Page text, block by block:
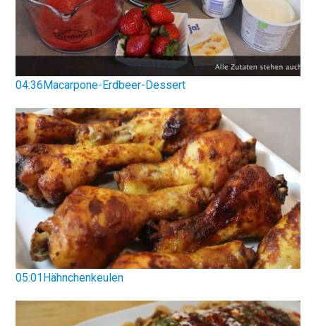
04:36Macarpone-Erdbeer-Dessert
05:01Hähnchenkeulen